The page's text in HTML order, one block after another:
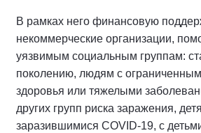
В рамках него финансовую
некоммерческие организации,
уязвимым социальным группам:
поколению, людям с
здоровья или тяжелыми
других групп риска заражения,
заразившимися COVID-19, с